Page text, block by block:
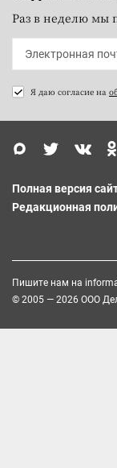
Раз в неделю мы
Я даю согласие на
Полная версия
Редакционная
Пишите нам на
© 2005 — 2026 ООО